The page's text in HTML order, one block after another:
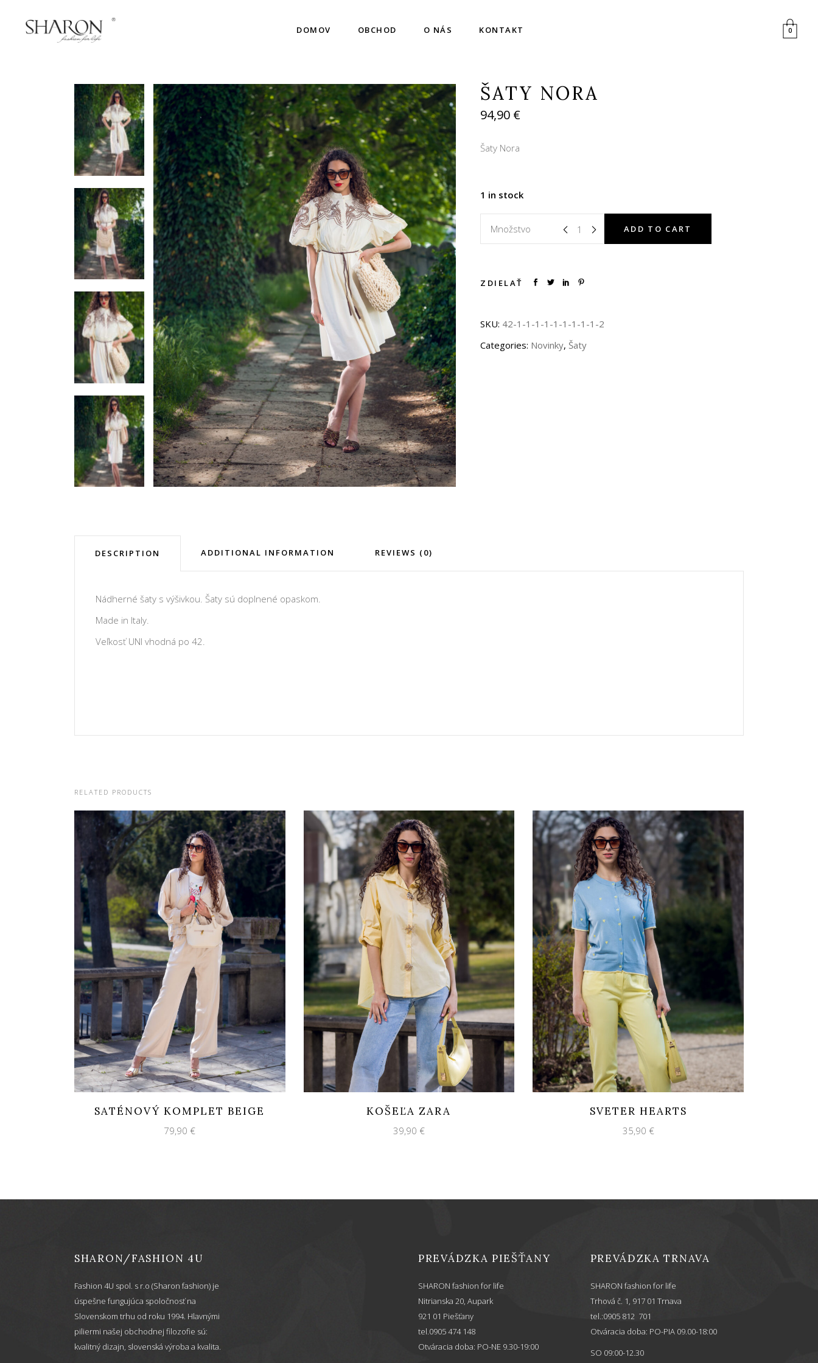
DOMOV OBCHOD O NÁS KONTAKT 0
ŠATY NORA
94,90 €
Šaty Nora
1 in stock
Množstvo ADD TO CART
ZDIELAŤ
SKU: 42-1-1-1-1-1-1-1-1-1-2
Categories: Novinky, Šaty
DESCRIPTION ADDITIONAL INFORMATION REVIEWS (0)
Nádherné šaty s výšivkou. Šaty sú doplnené opaskom.
Made in Italy.
Veľkosť UNI vhodná po 42.
RELATED PRODUCTS
SATÉNOVÝ KOMPLET BEIGE
79,90 €
KOŠEĽA ZARA
39,90 €
SVETER HEARTS
35,90 €
SHARON/FASHION 4U
Fashion 4U spol. s r.o (Sharon fashion) je
úspešne fungujúca spoločnosť na
Slovenskom trhu od roku 1994. Hlavnými
piliermi našej obchodnej filozofie sú:
kvalitný dizajn, slovenská výroba a kvalita.
PREVÁDZKA PIEŠŤANY
SHARON fashion for life
Nitrianska 20, Aupark
921 01 Piešťany
tel.0905 474 148
Otváracia doba: PO-NE 9.30-19:00
PREVÁDZKA TRNAVA
SHARON fashion for life
Trhová č. 1, 917 01 Trnava
tel.:0905 812 701
Otváracia doba: PO-PIA 09.00-18:00
SO 09:00-12.30